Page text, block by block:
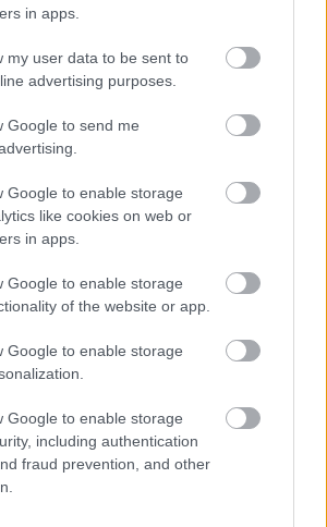
in apps.
my user data to be sent to
advertising purposes.
Google to send me
Google to enable storage
like cookies on web or
in apps.
Google to enable storage
of the website or app.
Google to enable storage
Google to enable storage
including authentication
fraud prevention, and other
még idejében elcsíptem: klasszikus
és vonalak utolsó évei
retróvasárnap
híd
be kell lépned!